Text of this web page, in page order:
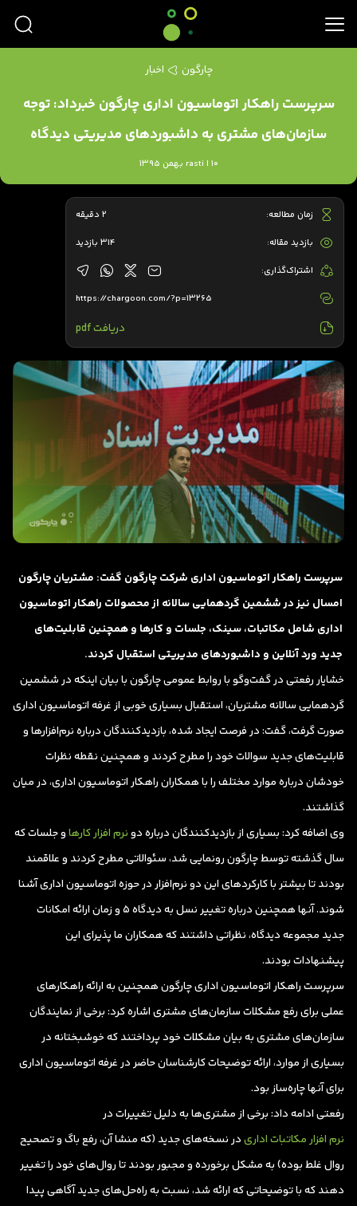
چارگون اخبار
سرپرست راهکار اتوماسیون اداری چارگون خبرداد: توجه
سازمان‌های مشتری به داشبوردهای مدیریتی دیدگاه
rasti | 10 بهمن 1395
سرپرست راهکار اتوماسیون اداری شرکت چارگون گفت: مشتریان چارگون
امسال نیز در ششمین گردهمایی سالانه از محصولات راهکار اتوماسیون
اداری شامل مکاتبات، سینک، جلسات و کارها و همچنین قابلیت‌های
جدید ورد آنلاین و داشبوردهای مدیریتی استقبال کردند.
خشایار رفعتی در گفت‌وگو با روابط عمومی چارگون با بیان اینکه در ششمین
گردهمایی سالانه مشتریان، استقبال بسیاری خوبی از غرفه اتوماسیون اداری
صورت گرفت، گفت: ‌در فرصت ایجاد شده، بازدیدکنندگان درباره نرم‌افزارها و
قابلیت‌های جدید سوالات خود را مطرح کردند و همچنین نقطه نظرات
خودشان درباره موارد مختلف را با همکاران راهکار اتوماسیون اداری، در میان
گذاشتند.
وی اضافه کرد:‌ بسیاری از بازدیدکنندگان درباره دونرم افزار کارهاو جلسات که
سال گذشته توسط چارگون رونمایی شد، سئوالاتی مطرح کردند و علاقمند
بودند تا بیشتر با کارکردهای این دو نرم‌افزار در حوزه اتوماسیون اداری آشنا
شوند. آنها همچنین درباره تغییر نسل به دیدگاه 5 و زمان ارائه امکانات
جدید مجموعه دیدگاه، نظراتی داشتند که همکاران ما پذیرای این
پیشنهادات بودند.
سرپرست راهکار اتوماسیون اداری چارگون همچنین به ارائه راهکارهای
عملی برای رفع مشکلات سازمان‌های مشتری اشاره کرد: برخی از نمایندگان
سازمان‌های مشتری به بیان مشکلات خود پرداختند که خوشبختانه در
بسیاری از موارد، ارائه توضیحات کارشناسان حاضر در غرفه اتوماسیون اداری
برای آنها چاره‌ساز بود.
رفعتی ادامه داد: برخی از مشتری‌ها به دلیل تغییرات در
نرم افزار مکاتبات اداریدر نسخه‌های جدید (که منشا آن، رفع باگ و تصحیح
روال غلط بوده) به مشکل برخورده و مجبور بودند تا روال‌های خود را تغییر
دهند که با توضیحاتی که ارائه شد، نسبت به راه‌حل‌های جدید آگاهی پیدا
زمان مطالعه: 2 دقیقه
بازدید مقاله: 314 بازدید
اشتراک‌گذاری:
https://chargoon.com/?p=13265
دریافت pdf